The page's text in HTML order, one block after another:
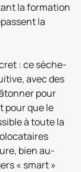
la formation
la
: ce sèche-
avec des
pour
pour que le
à toute la
bien au-
« smart »